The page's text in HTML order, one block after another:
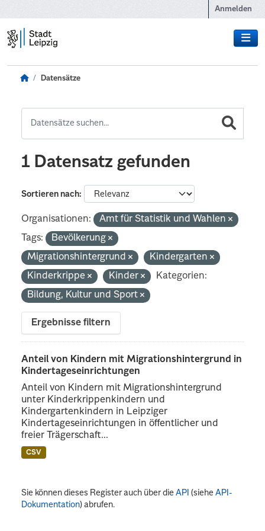
Anmelden
Datensätze
1 Datensatz gefunden
Sortieren nach
Organisationen:
Amt für Statistik und Wahlen
Tags:
Bevölkerung
Migrationshintergrund
Kindergarten
Kinderkrippe
Kinder
Kategorien:
Bildung, Kultur und Sport
Ergebnisse filtern
Anteil von Kindern mit Migrationshintergrund in
Kindertageseinrichtungen
Anteil von Kindern mit Migrationshintergrund
unter Kinderkrippenkindern und
Kindergartenkindern in Leipziger
Kindertageseinrichtungen in öffentlicher und
freier Trägerschaft...
CSV
Sie können dieses Register auch über dieAPI (sieheAPI-
Dokumentation) abrufen.